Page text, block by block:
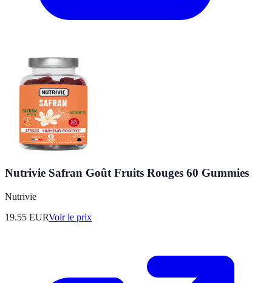
Nutrivie Safran Goût Fruits Rouges 60 Gummies
Nutrivie
19.55 EURVoir le prix